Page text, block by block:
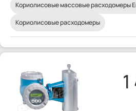
Кориолисовые массовые расходомеры
Кориолисовые расходомеры